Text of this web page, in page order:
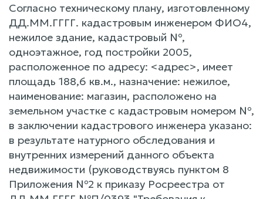
Согласно техническому плану, изготовленному
ДД.ММ.ГГГГ. кадастровым инженером ФИО4,
нежилое здание, кадастровый №,
одноэтажное, год постройки 2005,
расположенное по адресу: <адрес>, имеет
площадь 188,6 кв.м., назначение: нежилое,
наименование: магазин, расположено на
земельном участке с кадастровым номером №,
в заключении кадастрового инженера указано:
в результате натурного обследования и
внутренних измерений данного объекта
недвижимости (руководствуясь пунктом 8
Приложения №2 к приказу Росреестра от